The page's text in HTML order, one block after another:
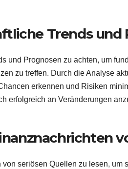
Trends und
und Prognosen zu achten, um
zu treffen. Durch die Analyse
erkennen und Risiken
erfolgreich an Veränderungen
seriösen Quellen zu lesen, um